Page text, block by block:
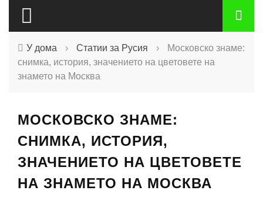
У дома › Статии за Русия ›
Московско знаме:
снимка, история, значението на цветовете на
знамето на Москва
МОСКОВСКО ЗНАМЕ:
СНИМКА, ИСТОРИЯ,
ЗНАЧЕНИЕТО НА ЦВЕТОВЕТЕ
НА ЗНАМЕТО НА МОСКВА